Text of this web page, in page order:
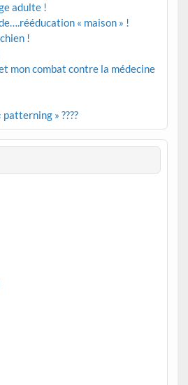
adulte !
« maison » !
!
mon combat contre la médecine
patterning » ????